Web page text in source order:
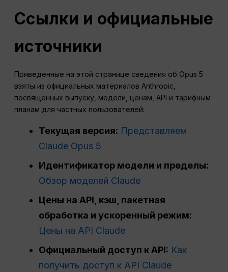
Ссылки и официальные
источники
Приведенные на этой странице сведения об Opus 5
взяты из официальных материалов Anthropic,
посвященных выпуску, модели, ценам, API и тарифным
планам для частных пользователей:
Текущая версия: Представляем
Claude Opus 5
Идентификатор модели и пределы:
Обзор моделей Claude
Цены на API, кэш, пакетная
обработка и ускоренный режим:
Цены на API Claude
Официальный доступ к API: Как
получить доступ к API Claude